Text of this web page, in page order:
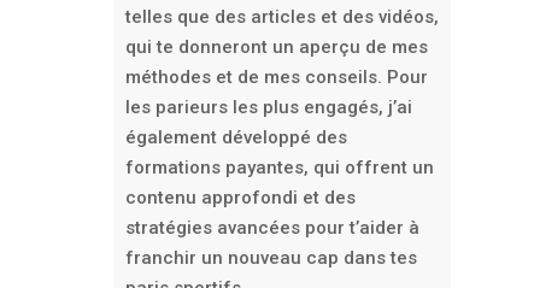
telles que des articles et des vidéos,
qui te donneront un aperçu de mes
méthodes et de mes conseils. Pour
les parieurs les plus engagés, j’ai
également développé des
formations payantes, qui offrent un
contenu approfondi et des
stratégies avancées pour t’aider à
franchir un nouveau cap dans tes